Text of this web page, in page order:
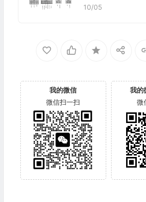
10/05
我的微信
微信扫一扫
我的
微